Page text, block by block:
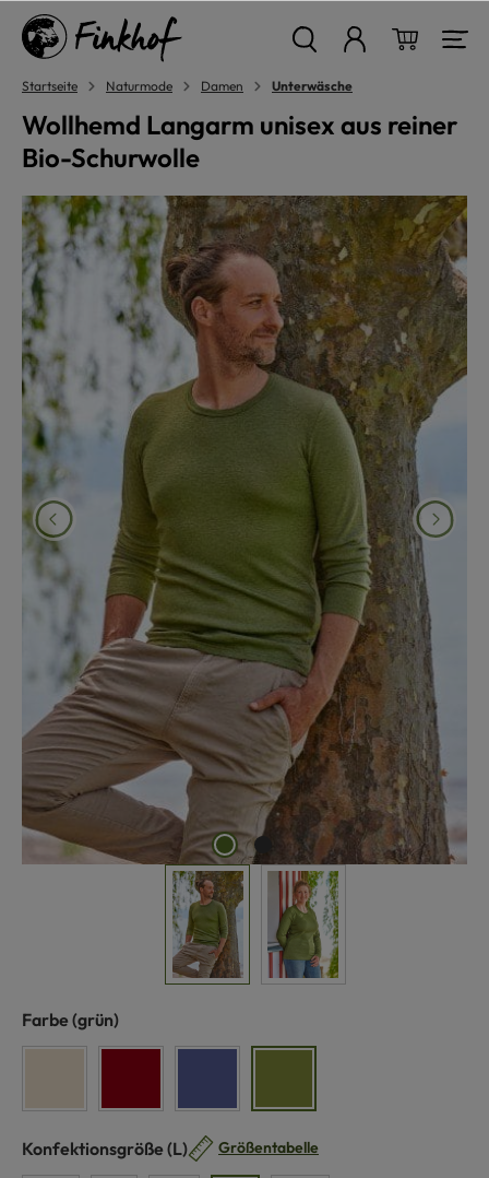
springen
Startseite Naturmode Damen Unterwäsche
Wollhemd Langarm unisex aus reiner
Bio-Schurwolle
Bildergalerie überspringen
Farbe auswählen
(grün)
Konfektionsgröße auswählen
(L) Größentabelle